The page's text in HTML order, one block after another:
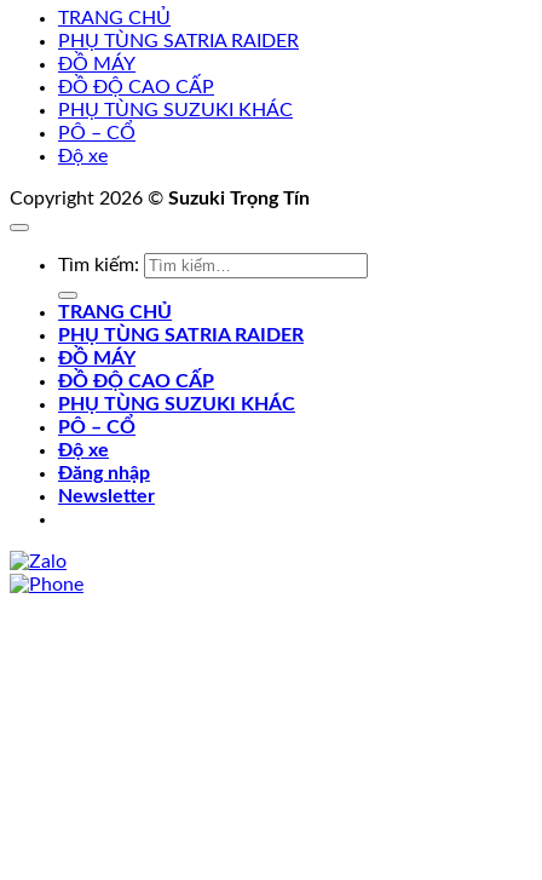
TRANG CHỦ
PHỤ TÙNG SATRIA RAIDER
ĐỒ MÁY
ĐỒ ĐỘ CAO CẤP
PHỤ TÙNG SUZUKI KHÁC
PÔ – CỔ
Độ xe
Copyright 2026 © Suzuki Trọng Tín
Tìm kiếm:
TRANG CHỦ
PHỤ TÙNG SATRIA RAIDER
ĐỒ MÁY
ĐỒ ĐỘ CAO CẤP
PHỤ TÙNG SUZUKI KHÁC
PÔ – CỔ
Độ xe
Đăng nhập
Newsletter